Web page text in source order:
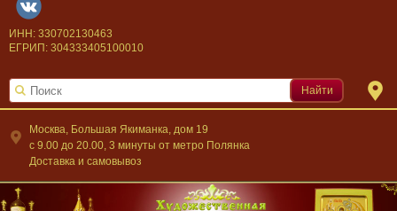
Москва, Большая Якиманка, дом 19
c 9.00 до 20.00, 3 минуты от метро Полянка
Доставка и самовывоз
ИНН: 330702130463
ЕГРИП: 304333405100010
Найти